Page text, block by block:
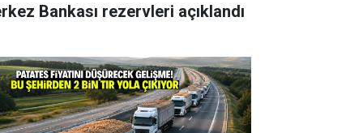
Bankası rezervleri açıklandı